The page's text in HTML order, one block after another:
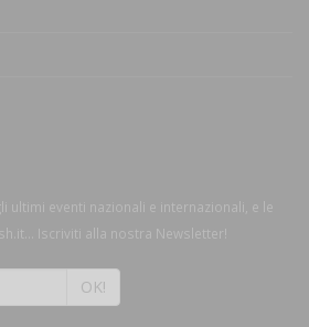
ultimi eventi nazionali e internazionali, e le
Iscriviti alla nostra Newsletter!
OK!